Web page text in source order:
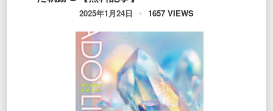
2025年1月24日 1657 VIEWS